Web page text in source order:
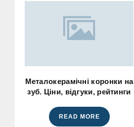
Металокерамічні коронки на
зуб. Ціни, відгуки, рейтинги
READ MORE
0